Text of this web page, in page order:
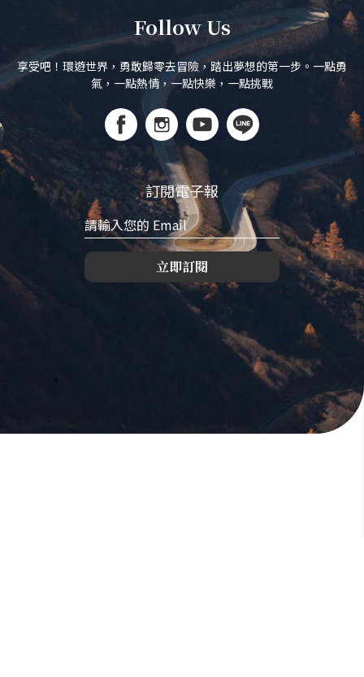
Follow Us
享受吧！環遊世界，勇敢歸零去冒險，踏出夢想的第一步。一點勇
氣，一點熱情，一點快樂，一點挑戰
訂閱電子報
立即訂閱